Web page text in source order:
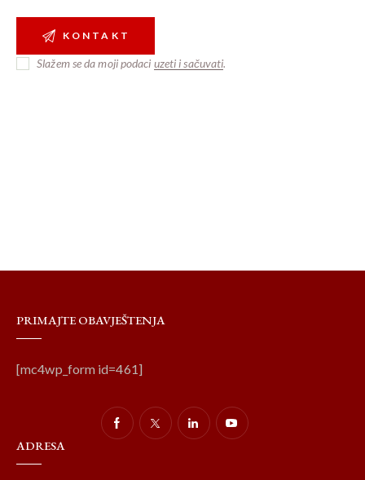
Slažem se da moji podaci uzeti i sačuvati.
PRIMAJTE OBAVJEŠTENJA
[mc4wp_form id=461]
ADRESA